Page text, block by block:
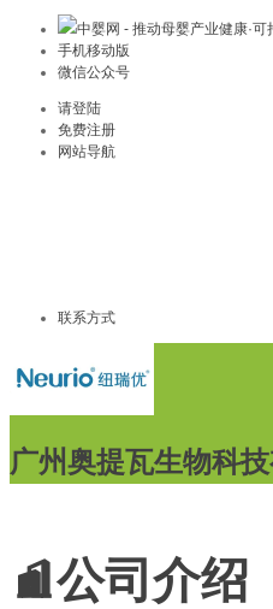
中婴网 - 推动母婴产业健康·可
手机移动版
微信公众号
请登陆
免费注册
网站导航
联系方式
广州奥提瓦生物科
公司介绍